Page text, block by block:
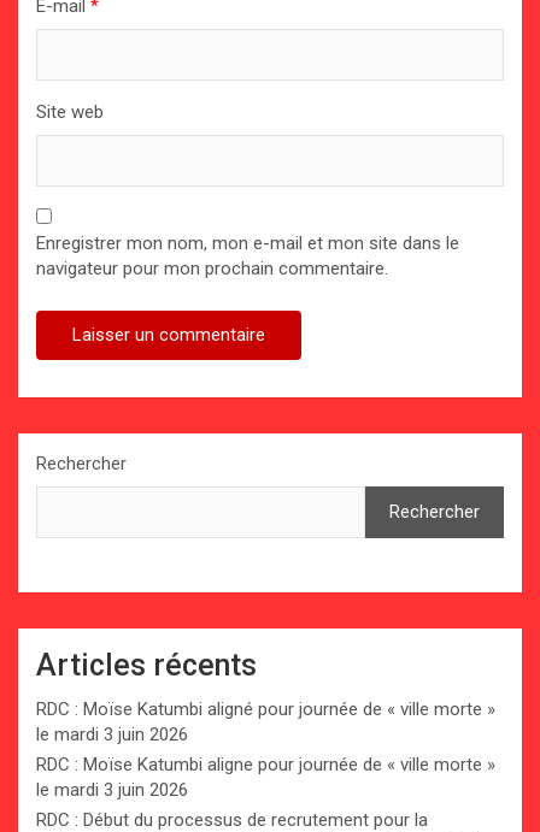
E-mail *
Site web
Enregistrer mon nom, mon e-mail et mon site dans le
navigateur pour mon prochain commentaire.
Rechercher
Rechercher
Articles récents
RDC : Moïse Katumbi aligné pour journée de « ville morte »
le mardi 3 juin 2026
RDC : Moïse Katumbi aligne pour journée de « ville morte »
le mardi 3 juin 2026
RDC : Début du processus de recrutement pour la